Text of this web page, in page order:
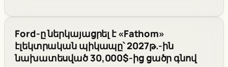
Ford-ը ներկայացրել է «Fathom»
էլեկտրական պիկապը՝ 2027թ.-ին
նախատեսված 30,000$-ից ցածր գնով